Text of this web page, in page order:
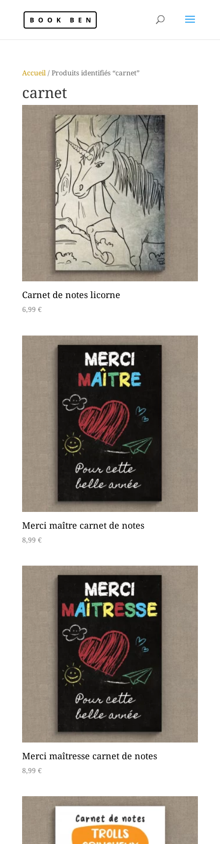
Accueil/ Produits identifiés “carnet”
carnet
Carnet de notes licorne
6,99 €
Merci maître carnet de notes
8,99 €
Merci maîtresse carnet de notes
8,99 €